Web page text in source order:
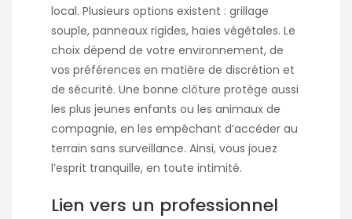
local. Plusieurs options existent : grillage
souple, panneaux rigides, haies végétales. Le
choix dépend de votre environnement, de
vos préférences en matière de discrétion et
de sécurité. Une bonne clôture protège aussi
les plus jeunes enfants ou les animaux de
compagnie, en les empêchant d’accéder au
terrain sans surveillance. Ainsi, vous jouez
l’esprit tranquille, en toute intimité.
Lien vers un professionnel